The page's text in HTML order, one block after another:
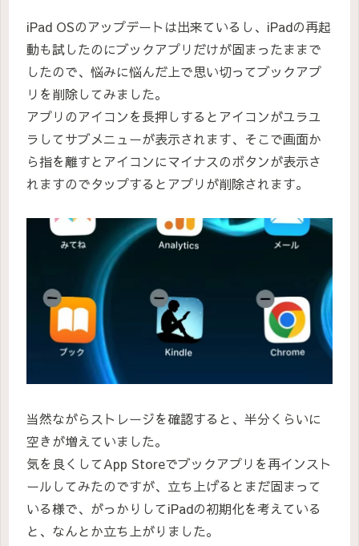
iPad OSのアップデートは出来ているし、iPadの再起
動も試したのにブックアプリだけが固まったままで
したので、悩みに悩んだ上で思い切ってブックアプ
リを削除してみました。
アプリのアイコンを長押しするとアイコンがユラユ
ラしてサブメニューが表示されます、そこで画面か
ら指を離すとアイコンにマイナスのボタンが表示さ
れますのでタップするとアプリが削除されます。
当然ながらストレージを確認すると、半分くらいに
空きが増えていました。
気を良くしてApp Storeでブックアプリを再インスト
ールしてみたのですが、立ち上げるとまだ固まって
いる様で、がっかりしてiPadの初期化を考えている
と、なんとか立ち上がりました。